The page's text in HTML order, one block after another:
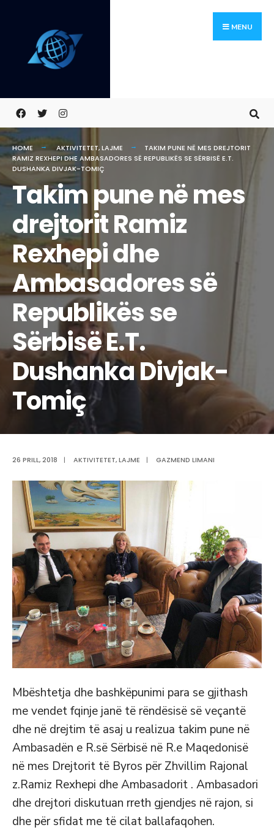
content
MENU
HOME AKTIVITETET,LAJME
TAKIM PUNE NË MES DREJTORIT
RAMIZ REXHEPI DHE AMBASADORES SË REPUBLIKËS SE SËRBISË E.T.
DUSHANKA DIVJAK-TOMIÇ
Takim pune në mes
drejtorit Ramiz
Rexhepi dhe
Ambasadores së
Republikës se
Sërbisë E.T.
Dushanka Divjak-
Tomiç
26 PRILL, 2018 | AKTIVITETET,LAJME | GAZMEND LIMANI
Mbështetja dhe bashkëpunimi para se gjithash
me vendet fqinje janë të rëndësisë së veçantë
dhe në drejtim të asaj u realizua takim pune në
Ambasadën e R.së Sërbisë në R.e Maqedonisë
në mes Drejtorit të Byros për Zhvillim Rajonal
z.Ramiz Rexhepi dhe Ambasadorit . Ambasadori
dhe drejtori diskutuan rreth gjendjes në rajon, si
dhe për sfidat me të cilat ballafaqohen.